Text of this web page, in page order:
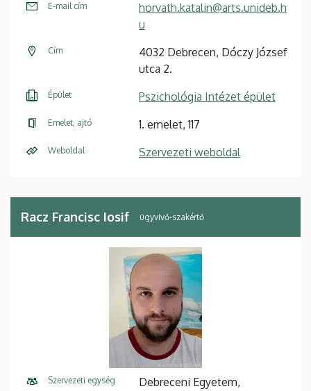
E-mail cím
horvath.katalin@arts.unideb.h
u
Cím
4032 Debrecen, Dóczy József
utca 2.
Épület Pszichológia Intézet épület
Emelet, ajtó 1. emelet, 117
Weboldal Szervezeti weboldal
Racz Francisc Iosif ügyvivő-szakértő
Szervezeti egység
Debreceni Egyetem,